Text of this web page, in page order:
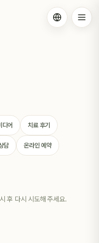
디어 치료 후기
담 온라인 예약
후 다시 시도해 주세요.